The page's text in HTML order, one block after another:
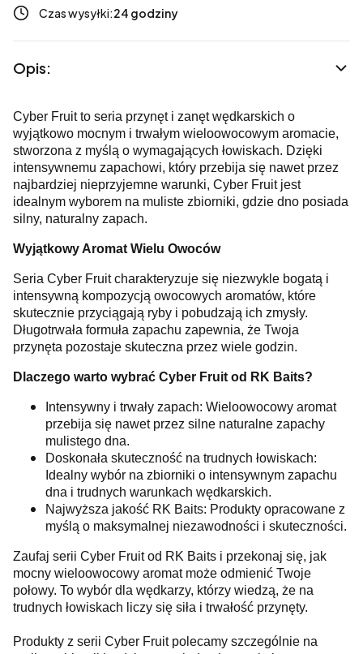
Czas wysyłki:24 godziny
Opis:
Cyber Fruit to seria przynęt i zanęt wędkarskich o
wyjątkowo mocnym i trwałym wieloowocowym aromacie,
stworzona z myślą o wymagających łowiskach. Dzięki
intensywnemu zapachowi, który przebija się nawet przez
najbardziej nieprzyjemne warunki, Cyber Fruit jest
idealnym wyborem na muliste zbiorniki, gdzie dno posiada
silny, naturalny zapach.
Wyjątkowy Aromat Wielu Owoców
Seria Cyber Fruit charakteryzuje się niezwykle bogatą i
intensywną kompozycją owocowych aromatów, które
skutecznie przyciągają ryby i pobudzają ich zmysły.
Długotrwała formuła zapachu zapewnia, że Twoja
przynęta pozostaje skuteczna przez wiele godzin.
Dlaczego warto wybrać Cyber Fruit od RK Baits?
Intensywny i trwały zapach: Wieloowocowy aromat
przebija się nawet przez silne naturalne zapachy
mulistego dna.
Doskonała skuteczność na trudnych łowiskach:
Idealny wybór na zbiorniki o intensywnym zapachu
dna i trudnych warunkach wędkarskich.
Najwyższa jakość RK Baits: Produkty opracowane z
myślą o maksymalnej niezawodności i skuteczności.
Zaufaj serii Cyber Fruit od RK Baits i przekonaj się, jak
mocny wieloowocowy aromat może odmienić Twoje
połowy. To wybór dla wędkarzy, którzy wiedzą, że na
trudnych łowiskach liczy się siła i trwałość przynęty.
Produkty z serii Cyber Fruit polecamy szczególnie na